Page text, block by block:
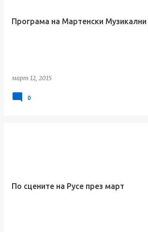
Програма на Мартенски
март 12, 2015
0
По сцените на Русе през март